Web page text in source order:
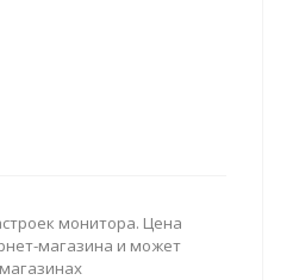
монитора. Цена
магазина и может